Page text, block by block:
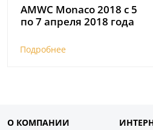
AMWC Monaco 2018 с 5
по 7 апреля 2018 года
Подробнее
О КОМПАНИИ